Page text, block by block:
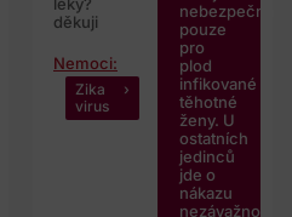
děkuji
Nemoci:
Zika
virus
nebezpečná
pouze
pro
plod
infikované
těhotné
ženy. U
ostatních
jedinců
jde o
nákazu
nezávažnou